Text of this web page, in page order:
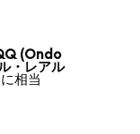
(Ondo
・レアル
相当